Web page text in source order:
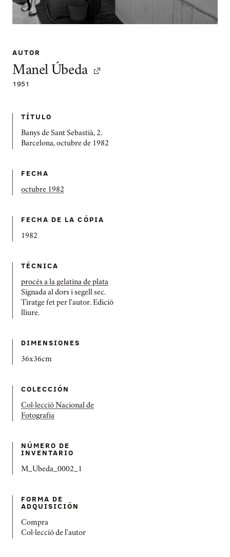
AUTOR
Manel Úbeda
1951
TÍTULO
Banys de Sant Sebastià, 2.
Barcelona, octubre de 1982
FECHA
octubre 1982
FECHA DE LA CÓPIA
1982
TÉCNICA
procés a la gelatina de plata
Signada al dors i segell sec.
Tiratge fet per l'autor. Edició
lliure.
DIMENSIONES
36x36cm
COLECCIÓN
Col·lecció Nacional de
Fotografia
NÚMERO DE
INVENTARIO
M_Ubeda_0002_1
FORMA DE
ADQUISICIÓN
Compra
Col·lecció de l'autor